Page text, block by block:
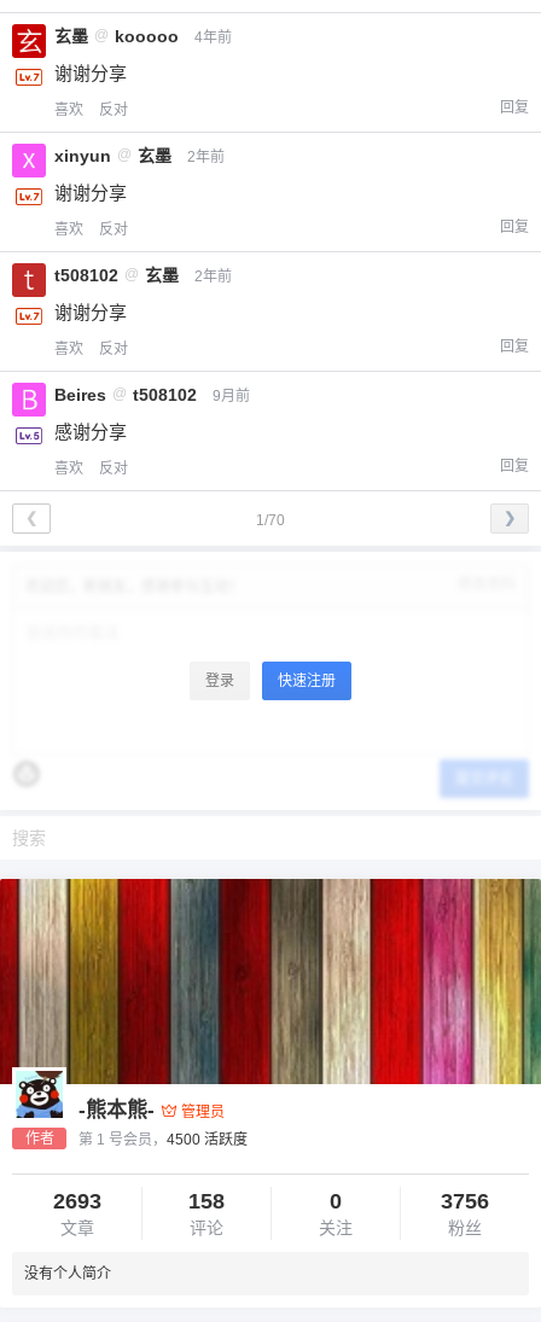
玄墨 @ kooooo 4年前
谢谢分享
喜欢 反对 回复
xinyun @ 玄墨 2年前
谢谢分享
喜欢 反对 回复
t508102 @ 玄墨 2年前
谢谢分享
喜欢 反对 回复
Beires @ t508102 9月前
感谢分享
喜欢 反对 回复
1/70
❮ ❯
登录 快速注册
作者
-熊本熊-
管理员
第 1 号会员， 4500 活跃度
2693
文章
158
评论
0
关注
3756
粉丝
没有个人简介